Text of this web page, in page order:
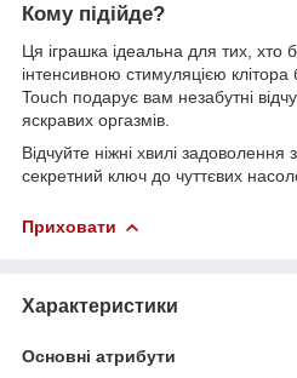
Кому підійде?
Ця іграшка ідеальна для тих, хто
інтенсивною стимуляцією
Touch подарує вам незабутні
яскравих оргазмів.
Відчуйте ніжні хвилі
секретний ключ до чуттєвих
Приховати
Характеристики
Основні атрибути